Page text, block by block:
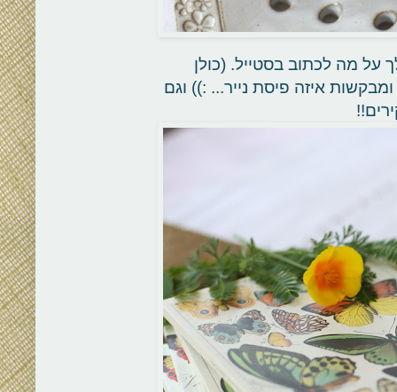
על מה לכתוב בסטייל. (כולן
איזה פיסת נייר... :)) וגם